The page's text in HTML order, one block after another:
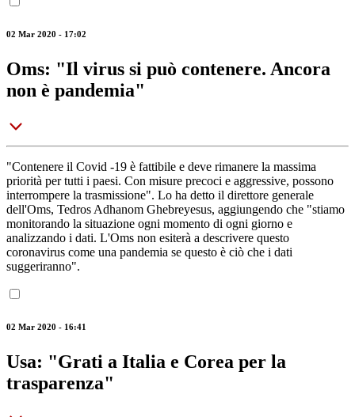
02 Mar 2020 - 17:02
Oms: "Il virus si può contenere. Ancora
non è pandemia"
"Contenere il Covid -19 è fattibile e deve rimanere la massima
priorità per tutti i paesi. Con misure precoci e aggressive, possono
interrompere la trasmissione". Lo ha detto il direttore generale
dell'Oms, Tedros Adhanom Ghebreyesus, aggiungendo che "stiamo
monitorando la situazione ogni momento di ogni giorno e
analizzando i dati. L'Oms non esiterà a descrivere questo
coronavirus come una pandemia se questo è ciò che i dati
suggeriranno".
02 Mar 2020 - 16:41
Usa: "Grati a Italia e Corea per la
trasparenza"